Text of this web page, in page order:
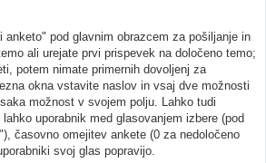
anketo" pod glavnim obrazcem za pošiljanje in
ali urejate prvi prispevek na določeno temo;
potem nimate primernih dovoljenj za
okna vstavite naslov in vsaj dve možnosti
možnost v svojem polju. Lahko tudi
uporabnik med glasovanjem izbere (pod
časovno omejitev ankete (0 za nedoločeno
svoj glas popravijo.